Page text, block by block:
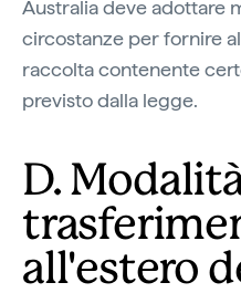
Australia deve adottare
circostanze per fornire
raccolta contenente
previsto dalla legge.
D.
all'estero